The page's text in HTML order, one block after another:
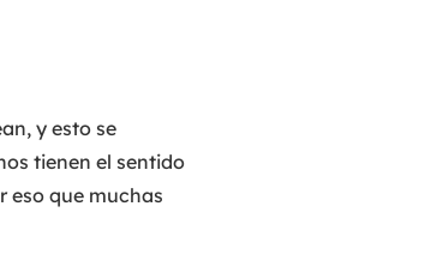
y esto se
tienen el sentido
eso que muchas